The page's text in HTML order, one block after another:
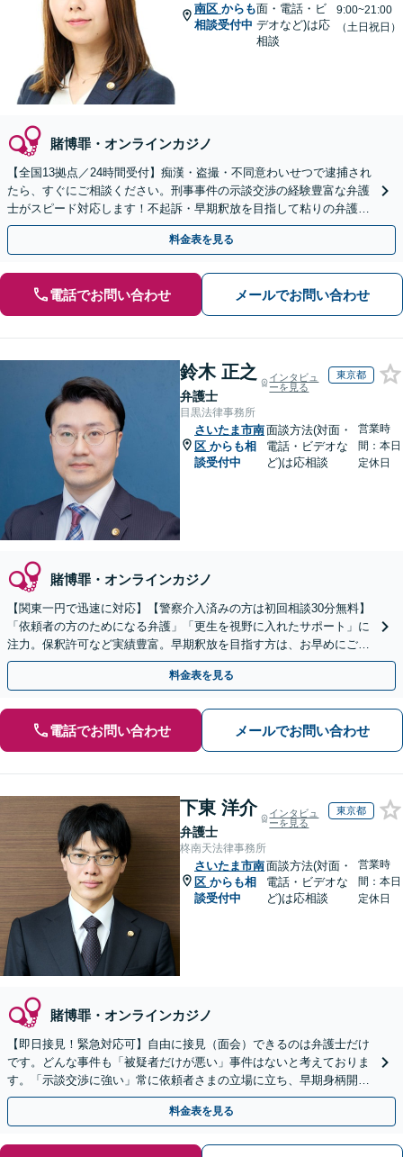
南区 からも
相談受付中
面・電話・ビ
デオなど)は応
相談
9:00~21:00
（土日祝日）
賭博罪・オンラインカジノ
【全国13拠点／24時間受付】痴漢・盗撮・不同意わいせつで逮捕され
たら、すぐにご相談ください。刑事事件の示談交渉の経験豊富な弁護
士がスピード対応します！不起訴・早期釈放を目指して粘りの弁護活
動を行います。
料金表を見る
電話でお問い合わせ メールでお問い合わせ
鈴木 正之
弁護士
インタビュ
ーを見る
東京都
目黒法律事務所
さいたま市南
区 からも相
談受付中
面談方法(対面・
電話・ビデオな
ど)は応相談
営業時
間：本日
定休日
賭博罪・オンラインカジノ
【関東一円で迅速に対応】【警察介入済みの方は初回相談30分無料】
「依頼者の方のためになる弁護」「更生を視野に入れたサポート」に
注力。保釈許可など実績豊富。早期釈放を目指す方は、お早めにご相
談を！示談交渉もお任せください【夜間・休日対応】
料金表を見る
電話でお問い合わせ メールでお問い合わせ
下東 洋介
弁護士
インタビュ
ーを見る
東京都
柊南天法律事務所
さいたま市南
区 からも相
談受付中
面談方法(対面・
電話・ビデオな
ど)は応相談
営業時
間：本日
定休日
賭博罪・オンラインカジノ
【即日接見！緊急対応可】自由に接見（面会）できるのは弁護士だけ
です。どんな事件も「被疑者だけが悪い」事件はないと考えておりま
す。「示談交渉に強い」常に依頼者さまの立場に立ち、早期身柄開放
を目指します【休日・夜間相談可】【東池袋駅5分】
料金表を見る